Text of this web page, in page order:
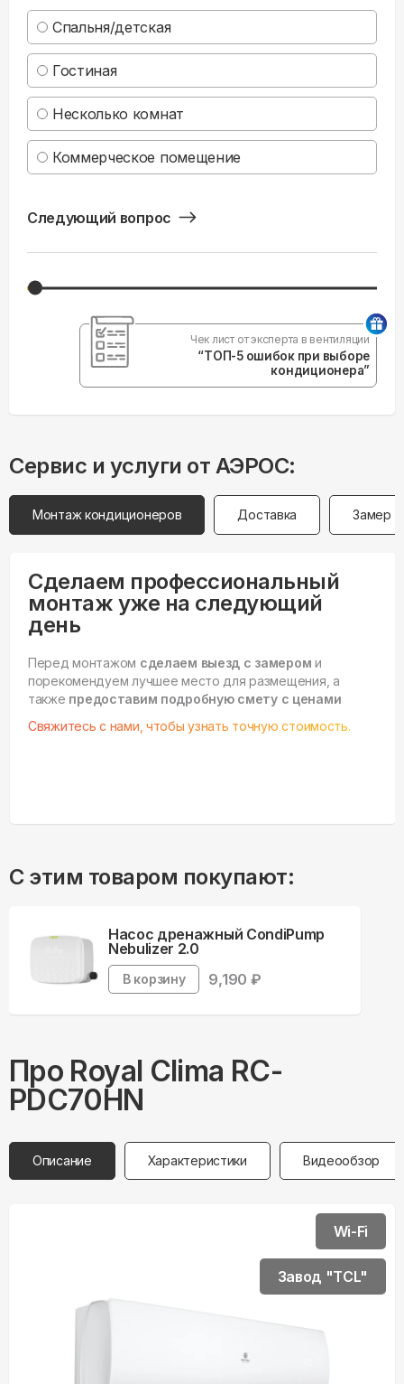
Спальня/детская
Гостиная
Несколько комнат
Коммерческое помещение
Следующий вопрос
Чек лист от эксперта в вентиляции
“ТОП-5 ошибок при выборе
кондиционера”
Сервис и услуги от АЭРОС:
Монтаж кондиционеров Доставка Замер
Сделаем профессиональный
монтаж уже на следующий
день
Перед монтажом сделаем выезд с замером и
порекомендуем лучшее место для размещения, а
также предоставим подробную смету с ценами
Свяжитесь с нами, чтобы узнать точную стоимость.
С этим товаром покупают:
Насос дренажный CondiPump
Nebulizer 2.0
В корзину 9,190 ₽
Про Royal Clima RC-
PDC70HN
Описание Характеристики Видеообзор
Wi-Fi
Завод "TCL"